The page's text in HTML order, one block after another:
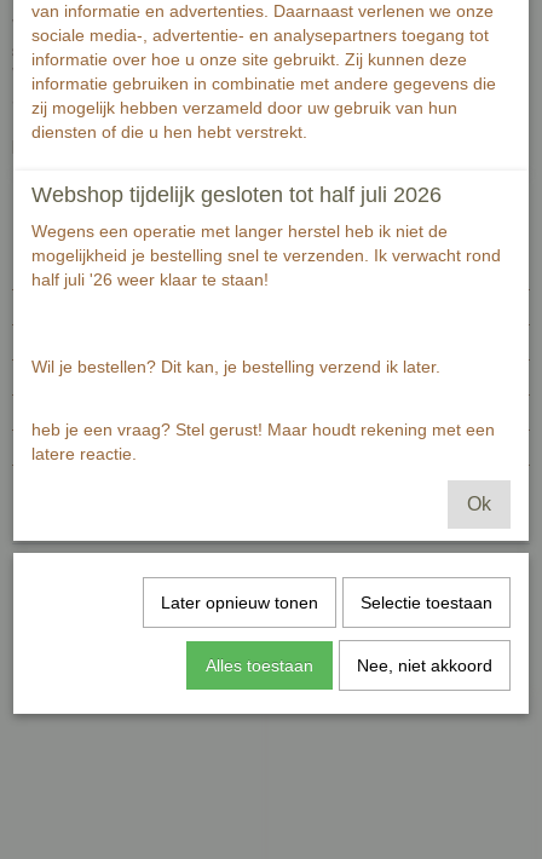
Wenskaart is gedrukt op 300 grams warmwit papier met zichtbaar
structuur.
Wenskaart bevat rechte hoeken.
achterzijde niet bedrukt, alle ruimte voor schrijven.
Specificaties
Productcode
Netto gewicht 0,01 g
Afmetingen (l,b,h)
van informatie en advertenties. Daarnaast verlenen we onze
sociale media-, advertentie- en analysepartners toegang tot
informatie over hoe u onze site gebruikt. Zij kunnen deze
informatie gebruiken in combinatie met andere gegevens die
zij mogelijk hebben verzameld door uw gebruik van hun
diensten of die u hen hebt verstrekt.
Webshop tijdelijk gesloten tot half juli 2026
Wegens een operatie met langer herstel heb ik niet de
mogelijkheid je bestelling snel te verzenden. Ik verwacht rond
half juli '26 weer klaar te staan!
Wil je bestellen? Dit kan, je bestelling verzend ik later.
heb je een vraag? Stel gerust! Maar houdt rekening met een
latere reactie.
Ok
Later opnieuw tonen Selectie toestaan
Alles toestaan Nee, niet akkoord